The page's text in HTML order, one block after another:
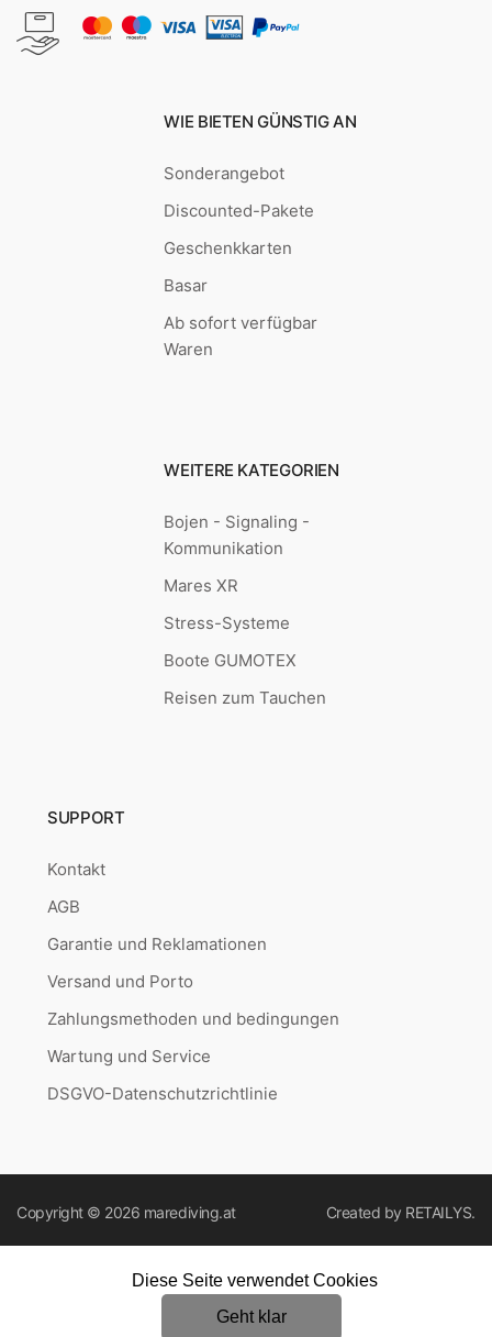
WIE BIETEN GÜNSTIG AN
Sonderangebot
Discounted-Pakete
Geschenkkarten
Basar
Ab sofort verfügbar
Waren
WEITERE KATEGORIEN
Bojen - Signaling -
Kommunikation
Mares XR
Stress-Systeme
Boote GUMOTEX
Reisen zum Tauchen
SUPPORT
Kontakt
AGB
Garantie und Reklamationen
Versand und Porto
Zahlungsmethoden und bedingungen
Wartung und Service
DSGVO-Datenschutzrichtlinie
Copyright © 2026 marediving.at Created by RETAILYS.
Diese Seite verwendet Cookies
Geht klar